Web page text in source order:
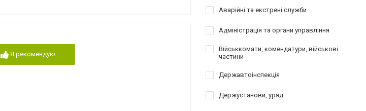
Я рекомендую
Аварійні та екстрені служби
Адміністрація та органи управління
Військкомати, комендатури, військові
частини
Державтоінспекція
Держустанови, уряд